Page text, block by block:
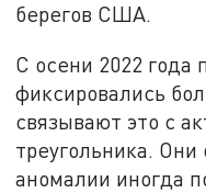
берегов США.
С осени 2022 года
фиксировались
связывают это с
треугольника. Они
аномалии иногда